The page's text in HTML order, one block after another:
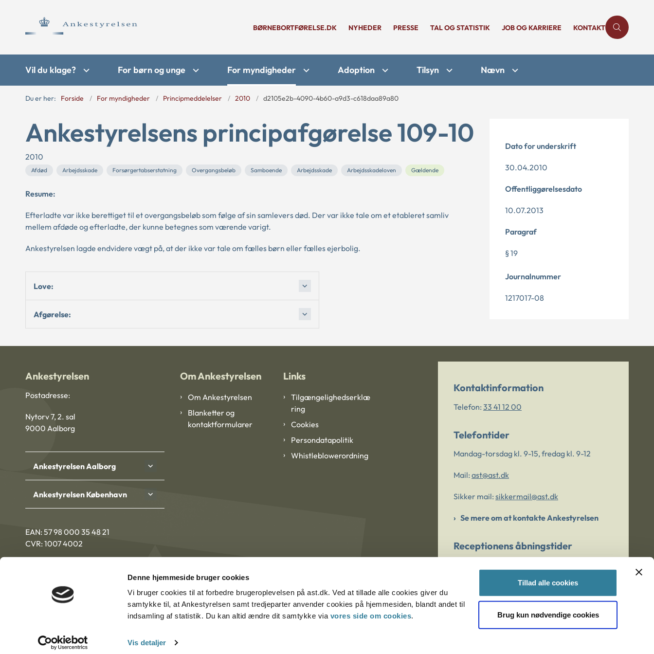
Denne hjemmeside bruger cookies
Vi bruger cookies til at forbedre brugeroplevelsen på ast.dk. Ved at tillade alle cookies giver du
samtykke til, at Ankestyrelsen samt tredjeparter anvender cookies på hjemmesiden, blandt andet til
indsamling af statistik. Du kan altid ændre dit samtykke via vores side om cookies.
Vis detaljer
Tillad alle cookies
Brug kun nødvendige cookies
BØRNEBORTFØRELSE.DK NYHEDER PRESSE TAL OG STATISTIK JOB OG KARRIERE KONTAKT
Vil du klage? For børn og unge For myndigheder Adoption Tilsyn Nævn
Du er her: Forside For myndigheder Principmeddelelser 2010 d2105e2b-4090-4b60-a9d3-c618daa89a80
Ankestyrelsens principafgørelse 109-10
2010
Afdød Arbejdsskade Forsørgertabserstatning Overgangsbeløb Samboende Arbejdsskade Arbejdsskadeloven Gældende
Resume:
Efterladte var ikke berettiget til et overgangsbeløb som følge af sin samlevers død. Der var ikke tale om et etableret samliv
mellem afdøde og efterladte, der kunne betegnes som værende varigt.
Ankestyrelsen lagde endvidere vægt på, at der ikke var tale om fælles børn eller fælles ejerbolig.
Love:
Afgørelse:
Dato for underskrift
30.04.2010
Offentliggørelsesdato
10.07.2013
Paragraf
§ 19
Journalnummer
1217017-08
Ankestyrelsen
Postadresse:
Nytorv 7, 2. sal
9000 Aalborg
Ankestyrelsen Aalborg
Ankestyrelsen København
EAN: 57 98 000 35 48 21
CVR: 1007 4002
Om Ankestyrelsen
Om Ankestyrelsen
Blanketter og
kontaktformularer
Links
Tilgængelighedserklæ
ring
Cookies
Persondatapolitik
Whistleblowerordning
Kontaktinformation
Telefon: 33 41 12 00
Telefontider
Mandag-torsdag kl. 9-15, fredag kl. 9-12
Mail: ast@ast.dk
Sikker mail: sikkermail@ast.dk
Se mere om at kontakte Ankestyrelsen
Receptionens åbningstider
Er du bekymret for et barn/en ung?